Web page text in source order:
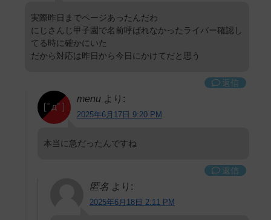
実際昨日までページあったんだわ
にじさんじ甲子園で名前呼ばれなかったライバー確認し
てる時に確かにいた
だから対応は昨日から今日にかけてだと思う
返信
menu より:
2025年6月17日 9:20 PM
本当に急だったんですね
返信
匿名 より:
2025年6月18日 2:11 PM